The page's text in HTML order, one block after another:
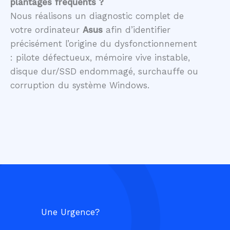
Nous réalisons un diagnostic complet de
votre ordinateur Asus afin d’identifier
précisément l’origine du dysfonctionnement
: pilote défectueux, mémoire vive instable,
disque dur/SSD endommagé, surchauffe ou
corruption du système Windows.
Une Urgence?